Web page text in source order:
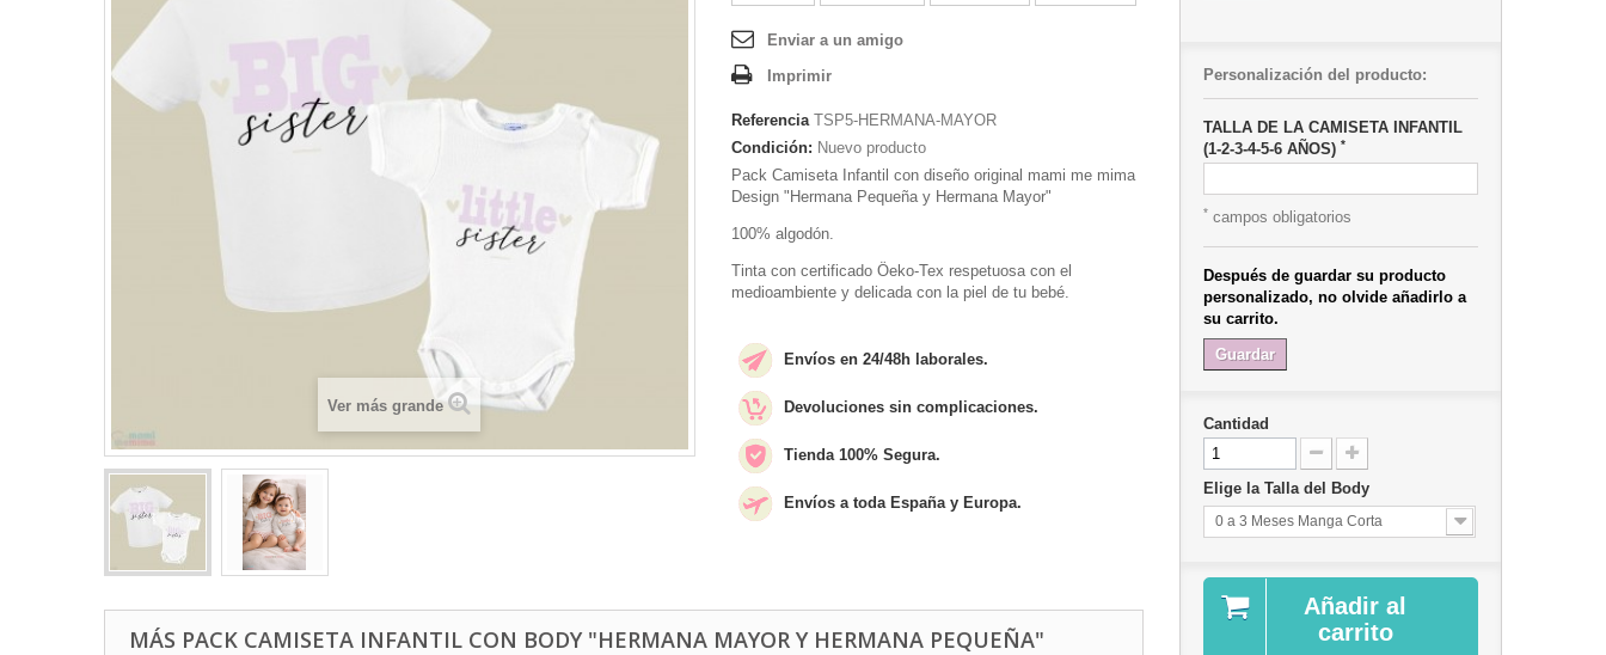
Ver más grande
Enviar a un amigo
Imprimir
Referencia TSP5-HERMANA-MAYOR
Condición: Nuevo producto
Pack Camiseta Infantil con diseño original mami me mima
Design "Hermana Pequeña y Hermana Mayor"
100% algodón.
Tinta con certificado Öeko-Tex respetuosa con el
medioambiente y delicada con la piel de tu bebé.
Envíos en 24/48h laborales.
Devoluciones sin complicaciones.
Tienda 100% Segura.
Envíos a toda España y Europa.
MÁS PACK CAMISETA INFANTIL CON BODY "HERMANA MAYOR Y HERMANA PEQUEÑA"
Personalización del producto:
TALLA DE LA CAMISETA INFANTIL
(1-2-3-4-5-6 AÑOS) *
* campos obligatorios
Después de guardar su producto
personalizado, no olvide añadirlo a
su carrito.
Guardar
Cantidad
Elige la Talla del Body
0 a 3 Meses Manga Corta
Añadir al
carrito